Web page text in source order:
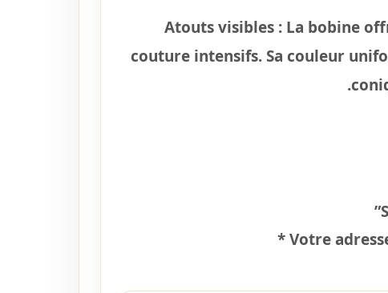
Atouts visibles : La bobine
couture intensifs. Sa couleur
Votre
*